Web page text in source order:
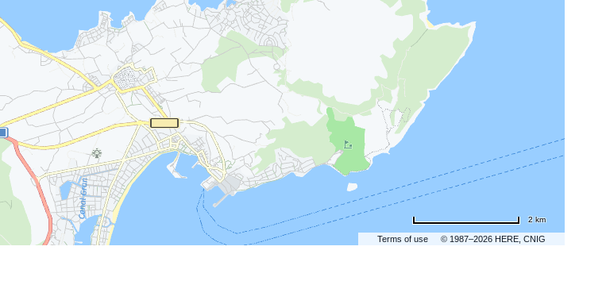
Terms of use © 1987–2026 HERE, CNIG
2 km